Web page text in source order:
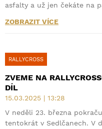
asfalty a už jen čekáte na
ZOBRAZIT VÍCE
RALLYCROSS
ZVEME NA
DÍL
15.03.2025 | 13:28
V neděli 23. března
tentokrát v Sedlčanech. V